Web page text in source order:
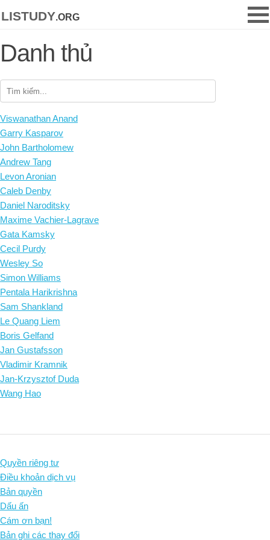
listudy.org
Danh thủ
Viswanathan Anand
Garry Kasparov
John Bartholomew
Andrew Tang
Levon Aronian
Caleb Denby
Daniel Naroditsky
Maxime Vachier-Lagrave
Gata Kamsky
Cecil Purdy
Wesley So
Simon Williams
Pentala Harikrishna
Sam Shankland
Le Quang Liem
Boris Gelfand
Jan Gustafsson
Vladimir Kramnik
Jan-Krzysztof Duda
Wang Hao
Quyền riêng tư
Điều khoản dịch vụ
Bản quyền
Dấu ấn
Cám ơn bạn!
Bản ghi các thay đổi